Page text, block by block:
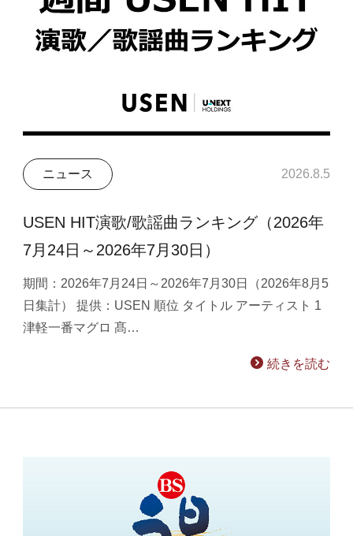
ニュース 2026.8.5
USEN HIT演歌/歌謡曲ランキング（2026年
7月24日～2026年7月30日）
期間：2026年7月24日～2026年7月30日（2026年8月5
日集計） 提供：USEN 順位 タイトル アーティスト 1
津軽一番マグロ 髙…
続きを読む